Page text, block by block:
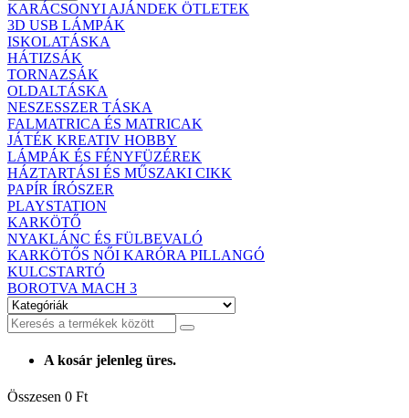
KARÁCSONYI AJÁNDEK ÖTLETEK
3D USB LÁMPÁK
ISKOLATÁSKA
HÁTIZSÁK
TORNAZSÁK
OLDALTÁSKA
NESZESSZER TÁSKA
FALMATRICA ÉS MATRICAK
JÁTÉK KREATIV HOBBY
LÁMPÁK ÉS FÉNYFÜZÉREK
HÁZTARTÁSI ÉS MŰSZAKI CIKK
PAPÍR ÍRÓSZER
PLAYSTATION
KARKÖTŐ
NYAKLÁNC ÉS FÜLBEVALÓ
KARKÖTŐS NŐI KARÓRA PILLANGÓ
KULCSTARTÓ
BOROTVA MACH 3
A kosár jelenleg üres.
Összesen 0 Ft